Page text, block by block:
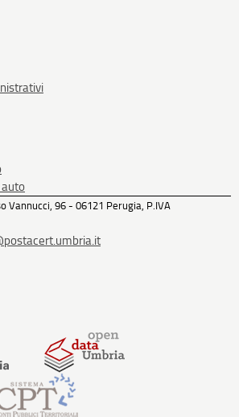
auto
Vannucci, 96 - 06121 Perugia, P.IVA